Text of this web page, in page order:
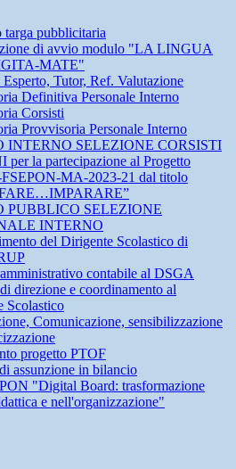
targa pubblicitaria
di avvio modulo "LA LINGUA
MATE"
Tutor, Ref. Valutazione
Definitiva Personale Interno
Corsisti
Provvisoria Personale Interno
INTERNO SELEZIONE CORSISTI
la partecipazione al Progetto
MA-2023-21 dal titolo
PUBBLICO SELEZIONE
INTERNO
del Dirigente Scolastico di
contabile al DSGA
direzione e coordinamento al
Scolastico
Comunicazione, sensibilizzazione
progetto PTOF
assunzione in bilancio
"Digital Board: trasformazione
e nell'organizzazione"